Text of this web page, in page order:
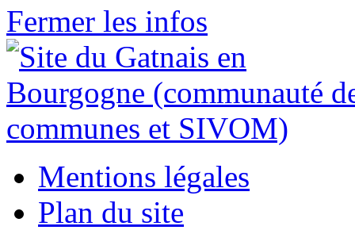
Fermer les infos
Mentions légales
Plan du site